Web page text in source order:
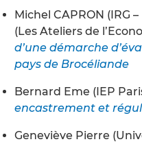
Michel CAPRON (IRG
(Les Ateliers de
d’une démarche
pays de Brocéliande
Bernard Eme (IEP
encastrement et
Geneviève Pierre